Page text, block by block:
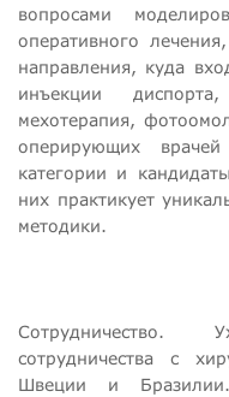
вопросами
оперативного
направления, куда
инъекции
мехотерапия,
оперирующих
категории и
них практикует
методики.
Сотрудничество.
сотрудничества с
Швеции и